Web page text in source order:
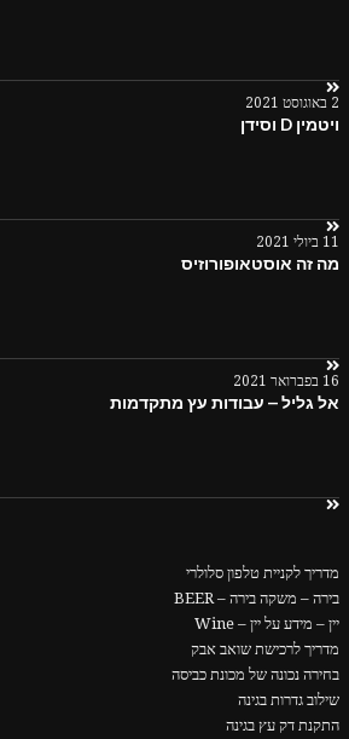
2 באוגוסט 2021
ויטמין D וסידן
11 ביולי 2021
מה זה אוסטאופורוזיס
16 בפברואר 2021
אל גליל – עבודות עץ מתקדמות
מדריך לקניית טלפון סלולרי
בירה – משקה בירה – BEER
יין – מידע על יין – Wine
מדריך לרכישת שואב אבק
בחירה נכונה של מכונת כביסה
שילוב גדרות בגינה
התקנת דק עץ בגינה